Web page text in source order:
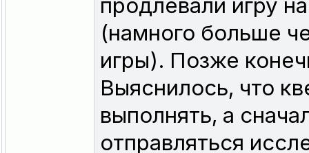
продлевали игру
(намного больше
игры). Позже
Выяснилось, что
выполнять, а
отправляться